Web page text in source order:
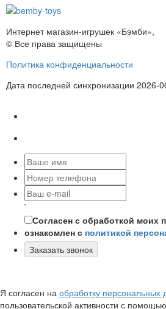
Интернет магазин-игрушек «Бэмби»,
© Все права защищены
Политика конфиденциальности
Дата последней синхронизации 2026-
`
Согласен с обработкой моих
ознакомлен с политикой
Заказать звонок
Я согласен на обработку персональных
пользовательской активности с